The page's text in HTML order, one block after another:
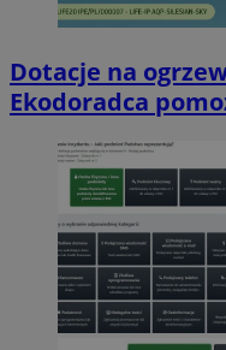
Dotacje na
Ekodoradca